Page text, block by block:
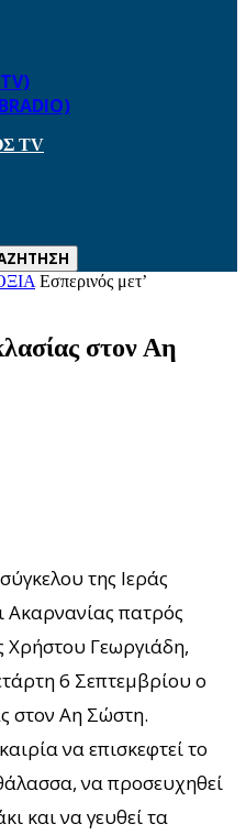
TV
Εσπερινός μετ’
στον Αη
της Ιεράς
Ακαρνανίας πατρός
Χρήστου Γεωργιάδη,
6 Σεπτεμβρίου ο
στον Αη Σώστη.
να επισκεφτεί το
να προσευχηθεί
και να γευθεί τα